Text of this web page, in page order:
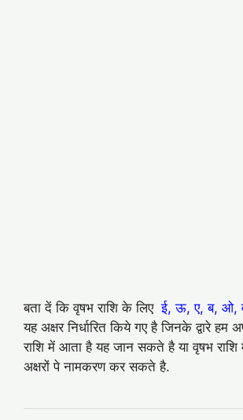
बता दें कि वृषभ राशि के लिएई, ऊ, ए, ब, ओ,
यह अक्षर निर्धारित किये गए है जिनके द्वारे हम
राशि में आता है यह जान सकते है या वृषभ राशि
अक्षरों पे नामकरण कर सकते है.